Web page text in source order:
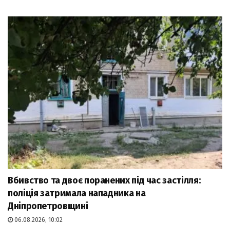
Вбивство та двоє поранених під час застілля:
поліція затримала нападника на
Дніпропетровщині
06.08.2026, 10:02